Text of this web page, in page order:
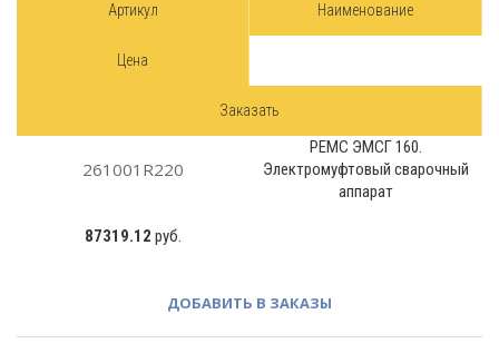
Артикул Наименование
Цена
Заказать
261001R220
РЕМС ЭМСГ 160.
Электромуфтовый сварочный
аппарат
87319.12 руб.
ДОБАВИТЬ В ЗАКАЗЫ